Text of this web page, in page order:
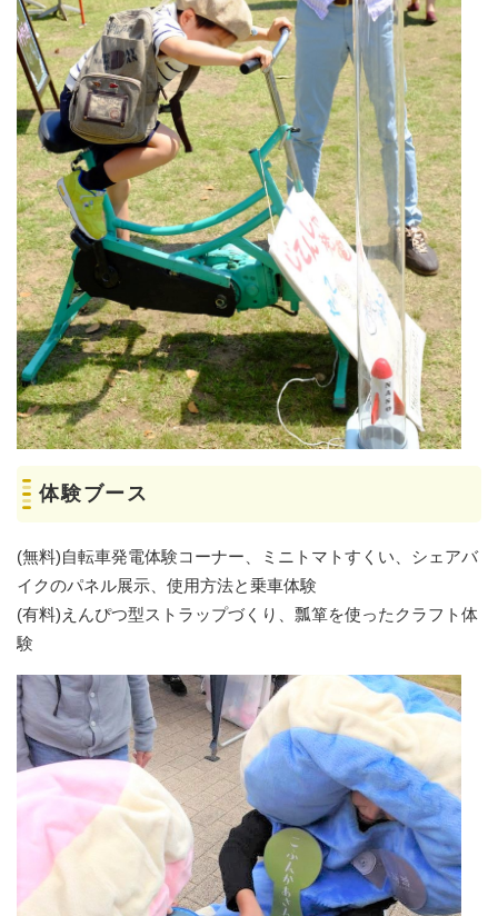
体験ブース
(無料)自転車発電体験コーナー、ミニトマトすくい、シェアバ
イクのパネル展示、使用方法と乗車体験
(有料)えんぴつ型ストラップづくり、瓢箪を使ったクラフト体
験